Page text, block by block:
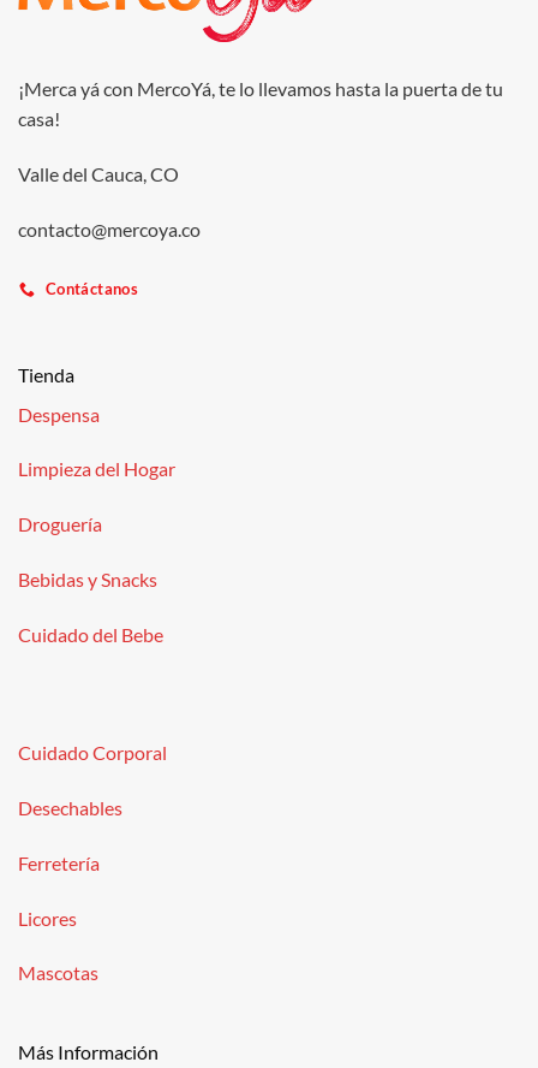
¡Merca yá con MercoYá, te lo llevamos hasta la puerta de tu
casa!
Valle del Cauca, CO
contacto@mercoya.co
Contáctanos
Tienda
Despensa
Limpieza del Hogar
Droguería
Bebidas y Snacks
Cuidado del Bebe
Cuidado Corporal
Desechables
Ferretería
Licores
Mascotas
Más Información